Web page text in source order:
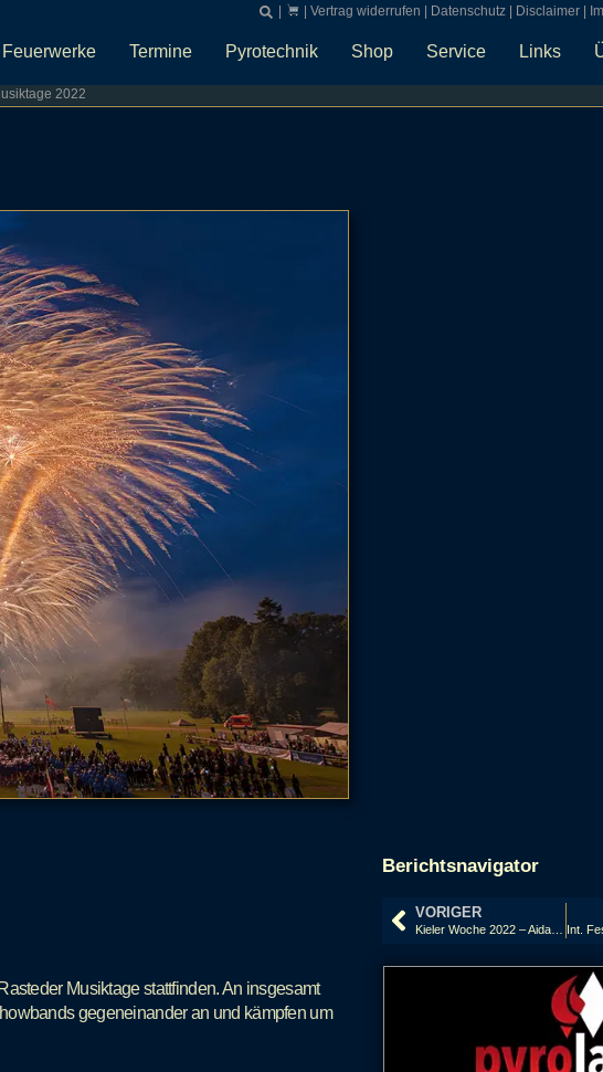
Vertrag widerrufen Datenschutz| Disclaimer|
Feuerwerke Termine Pyrotechnik Shop Service Links
2022
Berichtsnavigator
VORIGER
Kieler Woche 2022 – Aida Cruises Sternenzauber
Musiktage stattfinden. An insgesamt
gegeneinander an und kämpfen um